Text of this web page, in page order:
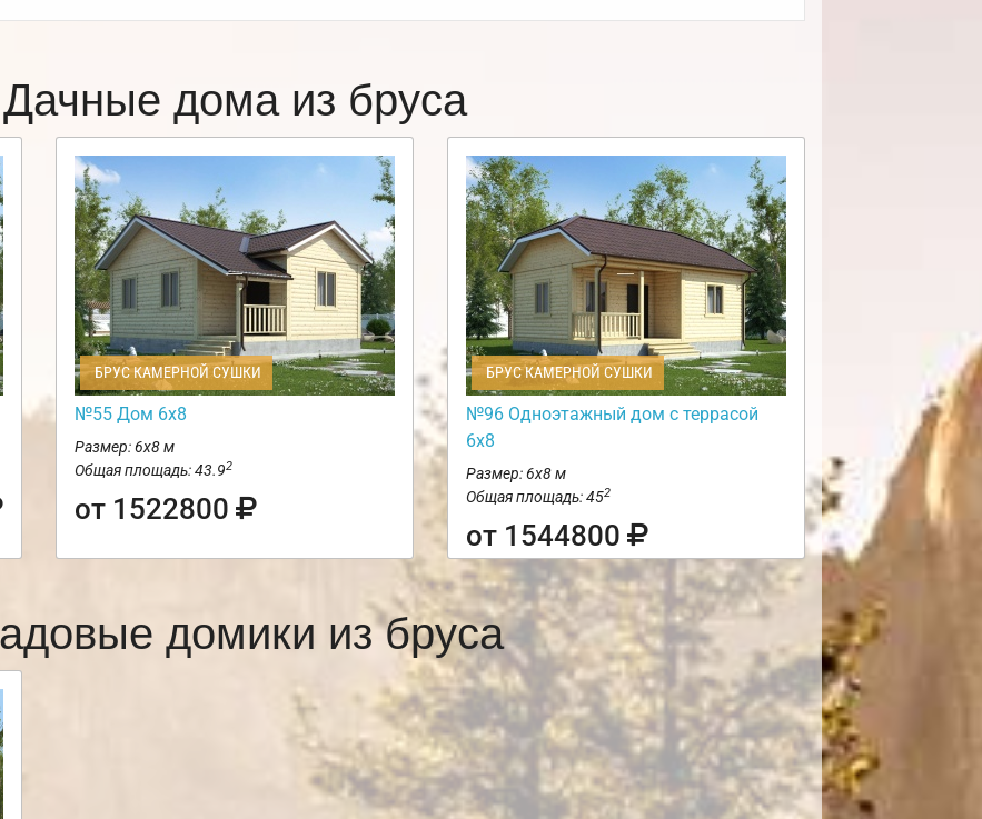
Дачные дома из бруса
БРУС КАМЕРНОЙ СУШКИ
№55 Дом 6х8
Размер: 6х8 м
Общая площадь: 43.92
от 1522800
БРУС КАМЕРНОЙ СУШКИ
№96 Одноэтажный дом с террасой
6х8
Размер: 6х8 м
Общая площадь: 452
от 1544800
домики из бруса